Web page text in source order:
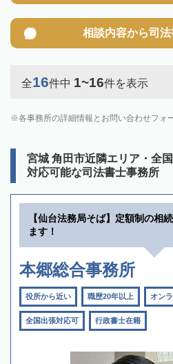
相談内容から司
全16件中 1~16件を表示
各事務所の詳細情報とお問い合わせフォ
宮城 角田市近隣エリア・全
対応可能な司法書士事務所
【仙台法務局そば】定額制の相
ます！
本郷総合事務所
役所から近い 職歴20年以上 オン
全国出張対応可 行政書士在籍